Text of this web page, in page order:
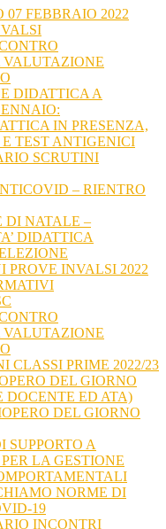
07 FEBBRAIO 2022
VALUTAZIONE
DIDATTICA A
IN PRESENZA,
TEST ANTIGENICI
SCRUTINI
– RIENTRO
DI NATALE –
DIDATTICA
PROVE INVALSI 2022
VALUTAZIONE
CLASSI PRIME 2022/23
DEL GIORNO
DOCENTE ED ATA)
DEL GIORNO
SUPPORTO A
LA GESTIONE
NORME DI
19
INCONTRI